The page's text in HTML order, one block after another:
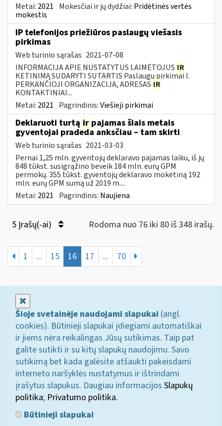
Metai: 2021 Mokesčiai ir jų dydžiai: Pridėtinės vertės
mokestis
IP telefonijos priežiūros paslaugų viešasis
pirkimas
Web turinio sąrašas 2021-07-08
INFORMACIJA APIE NUSTATYTUS LAIMĖTOJUS IR
KETINIMĄ SUDARYTI SUTARTIS Paslaugų pirkimai I.
PERKANČIOJI ORGANIZACIJA, ADRESAS IR
KONTAKTINIAI...
Metai: 2021 Pagrindinis:Viešieji pirkimai
Deklaruoti turtą ir pajamas šiais metais
gyventojai pradeda anksčiau – tam skirti
Web turinio sąrašas 2021-03-03
Pernai 1,25 mln. gyventojų deklaravo pajamas laiku, iš jų
848 tūkst. susigrąžino beveik 184 mln. eurų GPM
permokų. 355 tūkst. gyventojų deklaravo mokėtiną 192
mln. eurų GPM sumą už 2019 m....
Metai: 2021 Pagrindinis: Naujiena
5 Įrašų(-ai) Rodoma nuo 76 iki 80 iš 348 irašų.
1 ... 15 16 17 ... 70
Šioje svetainėje naudojami slapukai (angl.
cookies). Būtinieji slapukai įdiegiami automatiškai
ir jiems nėra reikalingas Jūsų sutikimas. Taip pat
galite sutikti ir su kitų slapukų naudojimu. Savo
sutikimą bet kada galėsite atšaukti pakeisdami
interneto naršyklės nustatymus ir ištrindami
įrašytus slapukus. Daugiau informacijos Slapukų
politika; Privatumo politika.
Būtinieji slapukai